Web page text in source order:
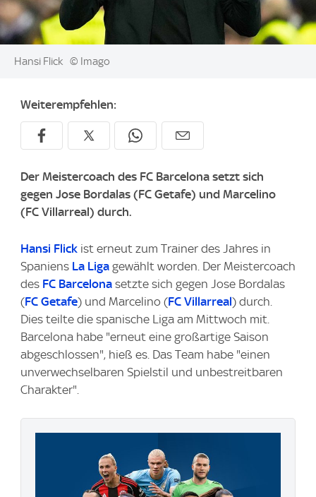
Image:
Hansi Flick © Imago
Weiterempfehlen:
Der Meistercoach des FC Barcelona setzt sich
gegen Jose Bordalas (FC Getafe) und Marcelino
(FC Villarreal) durch.
Hansi Flick ist erneut zum Trainer des Jahres in
Spaniens La Liga gewählt worden. Der Meistercoach
des FC Barcelona setzte sich gegen Jose Bordalas
(FC Getafe) und Marcelino (FC Villarreal) durch.
Dies teilte die spanische Liga am Mittwoch mit.
Barcelona habe "erneut eine großartige Saison
abgeschlossen", hieß es. Das Team habe "einen
unverwechselbaren Spielstil und unbestreitbaren
Charakter".